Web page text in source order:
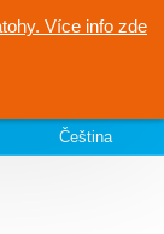
Více info zde
Čeština